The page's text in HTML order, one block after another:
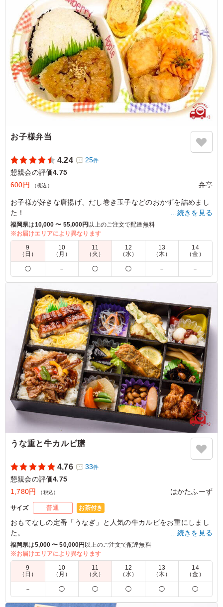
ご利用シーン： 懇親会›懇親会
福岡県福岡市博多区博多駅南
2025/05/30
お子様弁当
4.24 25件
懇親会の評価4.75
600円
（税込） 弁亭
お子様が好きな唐揚げ、だし巻き玉子などのおかずを詰めまし
た！
ご飯はおにぎりで食べやすく。白おにぎりと弁亭自慢の鶏飯の
2種類でご用意しました。
※当店のだし巻きはザラメを使用していますので焦げが混入し
ていますが品質上問題ございません。
5.0
子供たちはとても美味しいと言って食べてました。 小学
生ぐらいまでなら量もちょうどいいと思います。 子供が
喜ぶ卵焼きや唐揚げが入ってて、おにぎりの大きさも満足
でした。
ご利用シーン：懇親会›懇親会
福岡県朝倉市三奈木2026/04/14
…続きを見る
福岡県は10,000 〜 55,000円 以上のご注文で配達無料
※お届けエリアにより異なります
9
（日）
10
（月）
11
（火）
12
（水）
13
（木）
14
（金）
◯ － ◯ ◯ － －
うな重と牛カルビ膳
4.76 33件
懇親会の評価4.75
1,780円
（税込） はかたふーず
サイズ 普通 お茶付き
おもてなしの定番「うなぎ」と人気の牛カルビをお重にしまし
た。
隣の9マスには、和食を中心としたおかずをふんだんに盛り込
んでおります。
どうぞご賞味ください。
※容器が木目調のものに変更となっております。弁当内容は変
わりません。
…続きを見る
福岡県は5,000 〜 50,000円 以上のご注文で配達無料
※お届けエリアにより異なります
9
（日）
10
（月）
11
（火）
12
（水）
13
（木）
14
（金）
－ ◯ ◯ ◯ ◯ ◯